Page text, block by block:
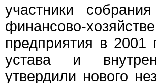
участники
финансово-
предприятия в 2001
устава и
утвердили нового